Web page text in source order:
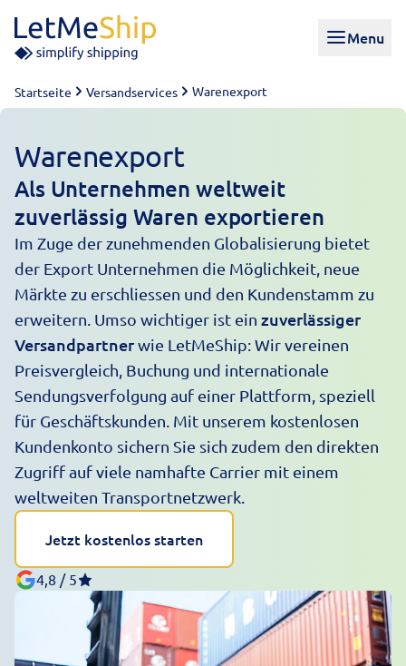
Menu
Startseite Versandservices Warenexport
Warenexport
Als Unternehmen weltweit
zuverlässig Waren exportieren
Im Zuge der zunehmenden Globalisierung bietet
der Export Unternehmen die Möglichkeit, neue
Märkte zu erschliessen und den Kundenstamm zu
erweitern. Umso wichtiger ist ein zuverlässiger
Versandpartnerwie LetMeShip: Wir vereinen
Preisvergleich, Buchung und internationale
Sendungsverfolgung auf einer Plattform, speziell
für Geschäftskunden. Mit unserem kostenlosen
Kundenkonto sichern Sie sich zudem den direkten
Zugriff auf viele namhafte Carrier mit einem
weltweiten Transportnetzwerk.
Jetzt kostenlos starten
4,8 / 5